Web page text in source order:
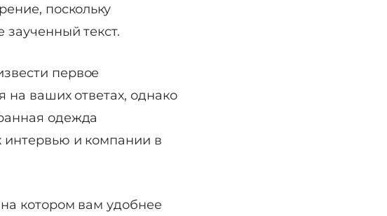
поскольку
текст.
первое
на ваших ответах, однако
одежда
интервью и компании в
котором вам удобнее